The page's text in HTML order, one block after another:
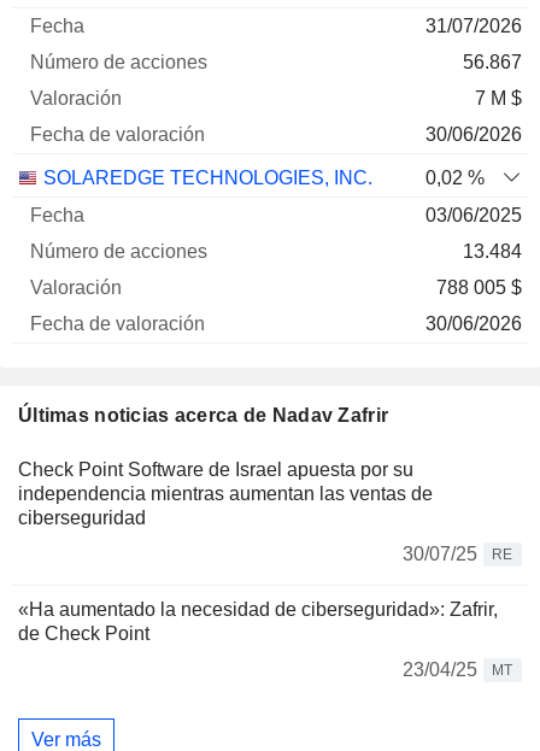
31/07/2026
56.867
7 M $
30/06/2026
SOLAREDGE TECHNOLOGIES, INC.
0,02 %
03/06/2025
13.484
788 005 $
30/06/2026
Últimas noticias acerca de Nadav Zafrir
Check Point Software de Israel apuesta por su
independencia mientras aumentan las ventas de
ciberseguridad
30/07/25
RE
«Ha aumentado la necesidad de ciberseguridad»: Zafrir,
de Check Point
23/04/25
MT
Ver más